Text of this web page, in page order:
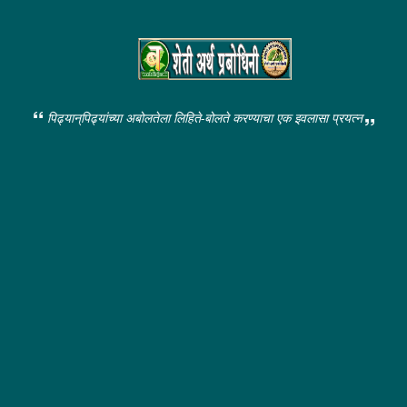
पिढ्यान्‌पिढ्यांच्या अबोलतेला लिहिते-बोलते करण्याचा एक इवलासा प्रयत्न